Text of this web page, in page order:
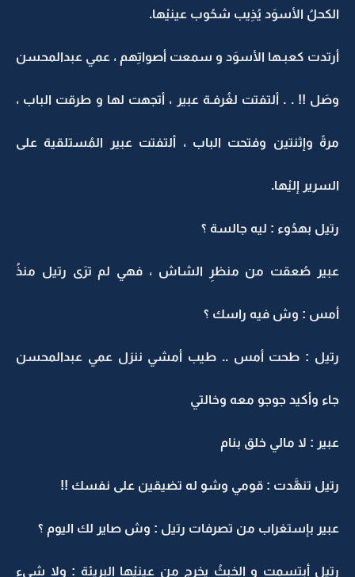
الكحلُ الأسوَد يُذِيب شحُوب عينيْها.
أرتدت كعبـها الأسوَد و سمعت أصواتِهم ، عمي عبدالمحسن
وصَل !! . . ألتفتت لغُرفـة عبير ، أتجهت لها و طرقت الباب ،
مرةً وإثنتين وفتحت الباب ، ألتفتت عبير المُستلقية على
السرير إليْها.
رتيل بهدُوء : ليه جالسة ؟
عبير صُعقت من منظرِ الشاش ، فهي لم ترَى رتيل منذُ
أمس : وش فيه راسك ؟
رتيل : طحت أمس .. طيب أمشي ننزل عمي عبدالمحسن
جاء وأكيد جوجو معه وخالتي
عبير : لا مالي خلق بنام
رتيل تنهَّدت : قومي وشو له تضيقين على نفسك !!
عبير بإستغراب من تصرفات رتيل : وش صاير لك اليوم ؟
رتيل أبتسمت و الخبثُ يخرج من عينيْها البريئة : ولا شيء